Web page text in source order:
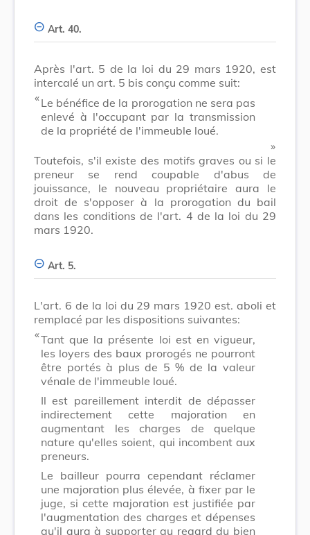
Art. 40.
Après l'art. 5 de la loi du 29 mars 1920, est
intercalé un art. 5 bis conçu comme suit:
​ «Le bénéfice de la prorogation ne sera pas
enlevé à l'occupant par la transmission
de la propriété de l'immeuble loué.
​ »
Toutefois, s'il existe des motifs graves ou si le
preneur se rend coupable d'abus de
jouissance, le nouveau propriétaire aura le
droit de s'opposer à la prorogation du bail
dans les conditions de l'art. 4 de la loi du 29
mars 1920.
Art. 5.
L'art. 6 de la loi du 29 mars 1920 est. aboli et
remplacé par les dispositions suivantes:
​ «Tant que la présente loi est en vigueur,
les loyers des baux prorogés ne pourront
être portés à plus de 5 % de la valeur
vénale de l'immeuble loué.
Il est pareillement interdit de dépasser
indirectement cette majoration en
augmentant les charges de quelque
nature qu'elles soient, qui incombent aux
preneurs.
Le bailleur pourra cependant réclamer
une majoration plus élevée, à fixer par le
juge, si cette majoration est justifiée par
l'augmentation des charges et dépenses
qu'il aura à supporter au regard du bien